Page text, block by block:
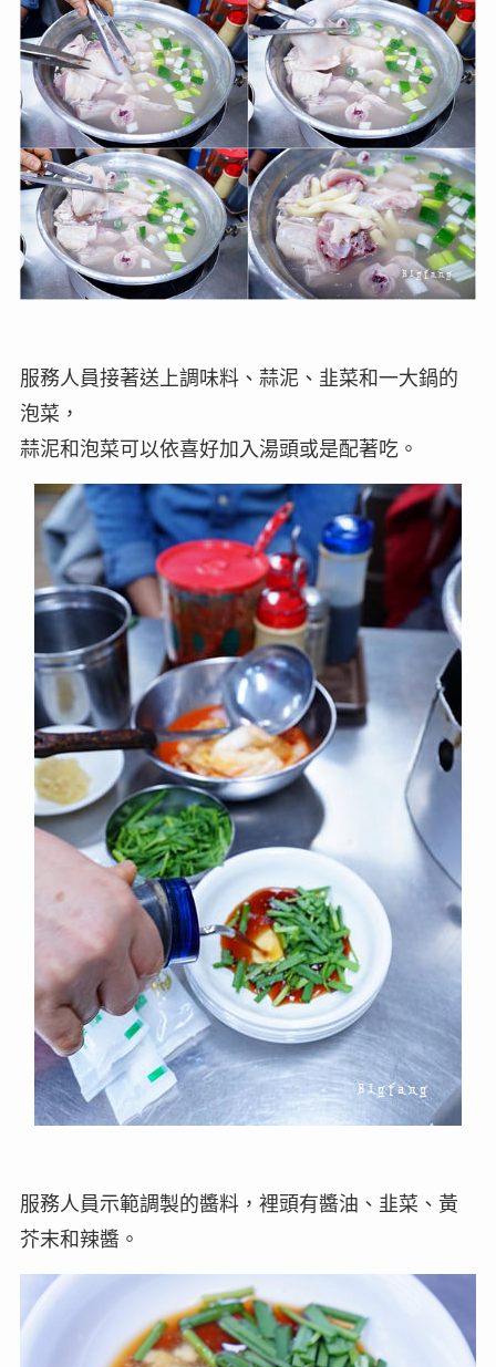
服務人員接著送上調味料、蒜泥、韭菜和一大鍋的
泡菜，
蒜泥和泡菜可以依喜好加入湯頭或是配著吃。
服務人員示範調製的醬料，裡頭有醬油、韭菜、黃
芥末和辣醬。